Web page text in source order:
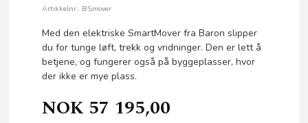
Artikkelnr.: BSmover
Med den elektriske SmartMover fra Baron slipper
du for tunge løft, trekk og vridninger. Den er lett å
betjene, og fungerer også på byggeplasser, hvor
der ikke er mye plass.
NOK 57 195,00